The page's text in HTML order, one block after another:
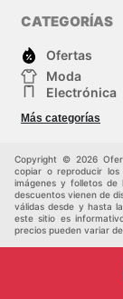
consultar las
tu zona o en
descuentos
consigue los
accesibles.
promociones
los mejores
sin tener que
gracias a las
folletos.
nuevas
CATEGORÍAS
Ofertas
Moda
Electrónica
Deporte
Juguetes y
Más categorías
Copyright © 2026
copiar o reproducir
imágenes y folletos de
descuentos vienen de
válidas desde y hasta
este sitio es
precios pueden variar